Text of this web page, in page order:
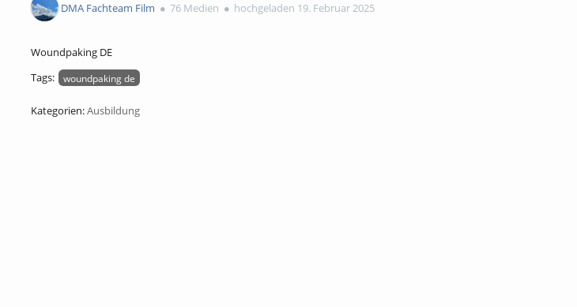
DMA Fachteam Film 76 Medien hochgeladen 19. Februar 2025
Woundpaking DE
Tags:
woundpaking de
Kategorien:Ausbildung